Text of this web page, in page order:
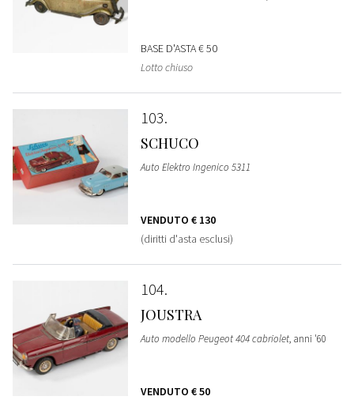
BASE D'ASTA€ 50
Lotto chiuso
103
SCHUCO
Auto Elektro Ingenico 5311
VENDUTO € 130
(diritti d'asta esclusi)
104
JOUSTRA
Auto modello Peugeot 404 cabriolet, anni '60
VENDUTO € 50